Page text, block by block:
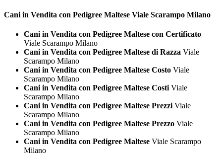
Cani in Vendita con Pedigree Maltese Viale Scarampo Milano
Cani in Vendita con Pedigree Maltese con Certificato
Viale Scarampo Milano
Cani in Vendita con Pedigree Maltese di Razza Viale
Scarampo Milano
Cani in Vendita con Pedigree Maltese Costo Viale
Scarampo Milano
Cani in Vendita con Pedigree Maltese Costi Viale
Scarampo Milano
Cani in Vendita con Pedigree Maltese Prezzi Viale
Scarampo Milano
Cani in Vendita con Pedigree Maltese Prezzo Viale
Scarampo Milano
Cani in Vendita con Pedigree Maltese Viale Scarampo
Milano